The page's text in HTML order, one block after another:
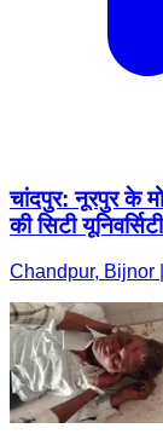
चांदपुर: नूरपुर के
की सिटी
Chandpur, Bijnor